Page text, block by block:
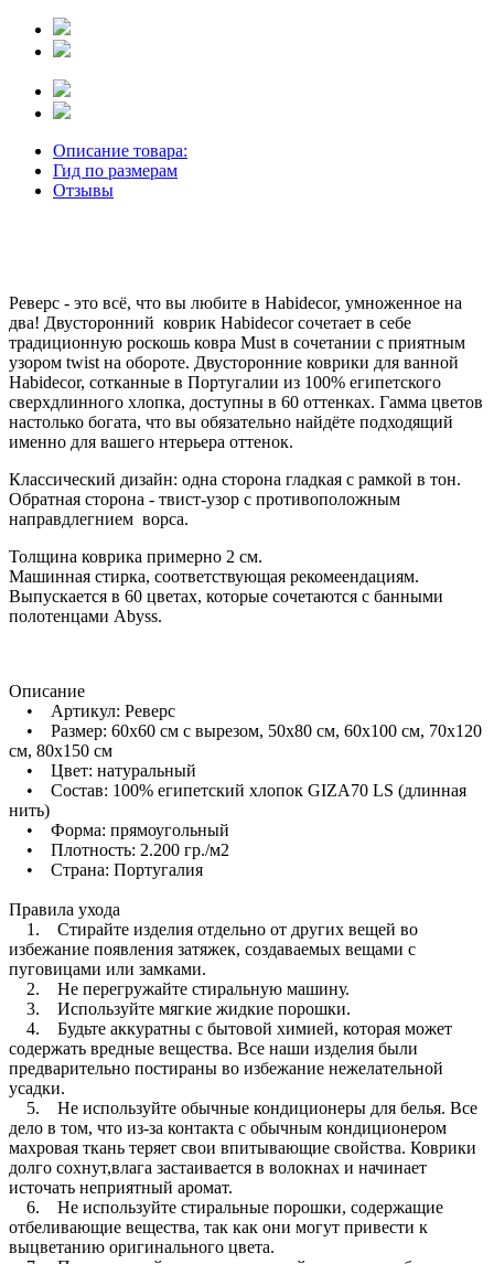
Описание товара:
Гид по размерам
Отзывы
Реверс - это всё, что вы любите в Habidecor, умноженное на
два! Двусторонний коврик Habidecor сочетает в себе
традиционную роскошь ковра Must в сочетании с приятным
узором twist на обороте. Двусторонние коврики для ванной
Habidecor, сотканные в Португалии из 100% египетского
сверхдлинного хлопка, доступны в 60 оттенках. Гамма цветов
настолько богата, что вы обязательно найдёте подходящий
именно для вашего нтерьера оттенок.
Классический дизайн: одна сторона гладкая с рамкой в тон.
Обратная сторона - твист-узор с противоположным
направдлегнием ворса.
Толщина коврика примерно 2 см.
Машинная стирка, соответствующая рекомеендациям.
Выпускается в 60 цветах, которые сочетаются с банными
полотенцами Abyss.
Описание
• Артикул: Реверс
• Размер: 60х60 см с вырезом, 50х80 см, 60х100 см, 70х120
см, 80х150 см
• Цвет: натуральный
• Состав: 100% египетский хлопок GIZA70 LS (длинная
нить)
• Форма: прямоугольный
• Плотность: 2.200 гр./м2
• Страна: Португалия
Правила ухода
1. Стирайте изделия отдельно от других вещей во
избежание появления затяжек, создаваемых вещами с
пуговицами или замками.
2. Не перегружайте стиральную машину.
3. Используйте мягкие жидкие порошки.
4. Будьте аккуратны с бытовой химией, которая может
содержать вредные вещества. Все наши изделия были
предварительно постираны во избежание нежелательной
усадки.
5. Не используйте обычные кондиционеры для белья. Все
дело в том, что из-за контакта с обычным кондиционером
махровая ткань теряет свои впитывающие свойства. Коврики
долго сохнут,влага застаивается в волокнах и начинает
источать неприятный аромат.
6. Не используйте стиральные порошки, содержащие
отбеливающие вещества, так как они могут привести к
выцветанию оригинального цвета.